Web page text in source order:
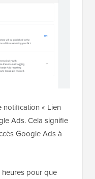
notification « Lien
Ads. Cela signifie
Google Ads à
pour que